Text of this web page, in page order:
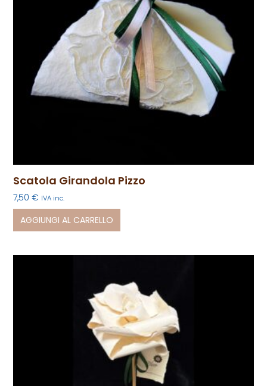
Scatola Girandola Pizzo
7,50€ IVA inc.
AGGIUNGI AL CARRELLO